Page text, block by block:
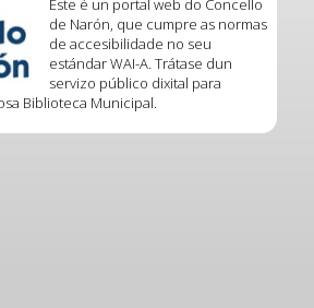
de Narón, que cumpre as normas
de accesibilidade no seu
estándar WAI-A. Trátase dun
servizo público dixital para
Biblioteca Municipal.